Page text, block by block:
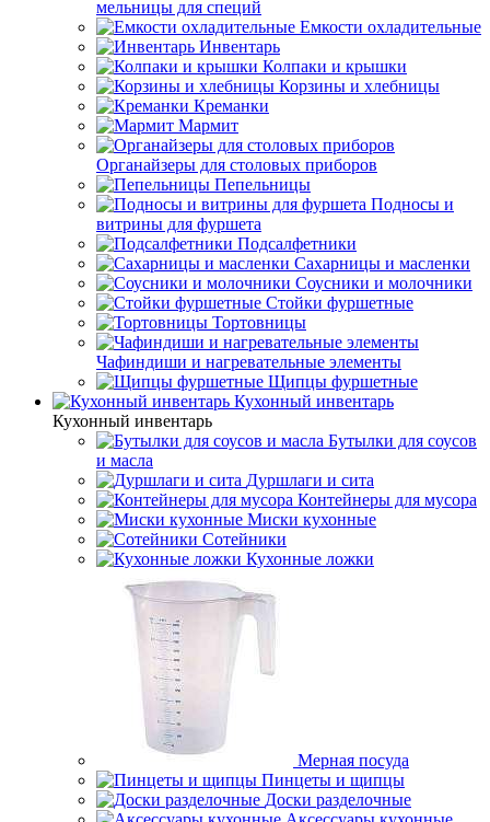
мельницы для специй
Емкости охладительные
Инвентарь
Колпаки и крышки
Корзины и хлебницы
Креманки
Мармит
Органайзеры для столовых приборов
Пепельницы
Подносы и
витрины для фуршета
Подсалфетники
Сахарницы и масленки
Соусники и молочники
Стойки фуршетные
Тортовницы
Чафиндиши и нагревательные элементы
Щипцы фуршетные
Кухонный инвентарь
Кухонный инвентарь
Бутылки для соусов
и масла
Дуршлаги и сита
Контейнеры для мусора
Миски кухонные
Сотейники
Кухонные ложки
Мерная посуда
Пинцеты и щипцы
Доски разделочные